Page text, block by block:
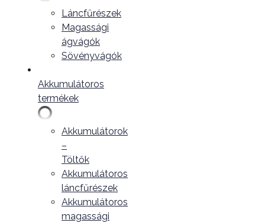
Láncfűrészek
Magassági
ágvágók
Sövényvágók
Akkumulátoros
termékek
Akkumulátorok
–
Töltők
Akkumulátoros
láncfűrészek
Akkumulátoros
magassági